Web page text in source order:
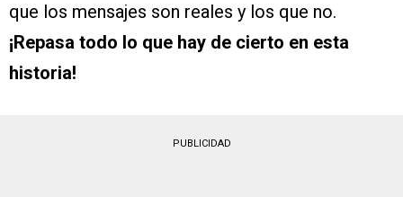
que los mensajes son reales y los que no.
¡Repasa todo lo que hay de cierto en esta
historia!
PUBLICIDAD